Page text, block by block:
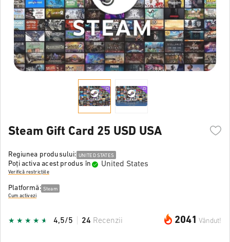
Steam Gift Card 25 USD USA
Regiunea produsului: UNITED STATES
Poți activa acest produs în United States
Verifică restricțiile
Platformă: Steam
Cum activezi
2041 Vândut!
4,5/5 24 Recenzii